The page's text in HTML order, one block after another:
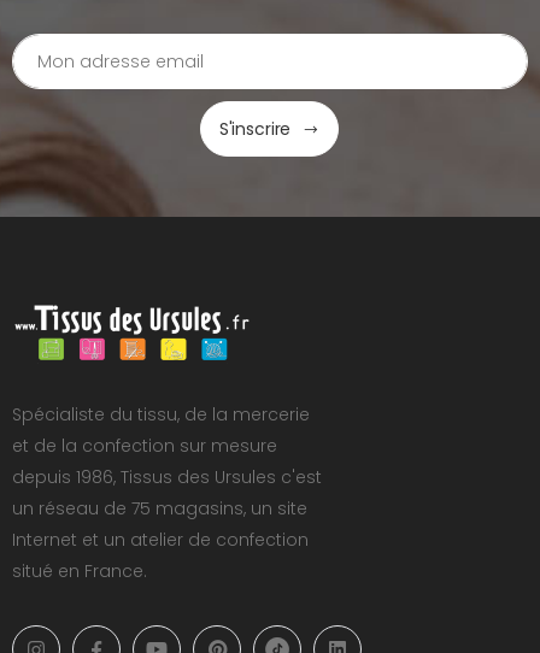
S'inscrire
Spécialiste du tissu, de la mercerie
et de la confection sur mesure
depuis 1986, Tissus des Ursules c'est
un réseau de 75 magasins, un site
Internet et un atelier de confection
situé en France.